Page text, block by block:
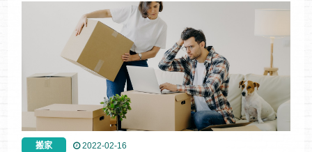
搬家 2022-02-16